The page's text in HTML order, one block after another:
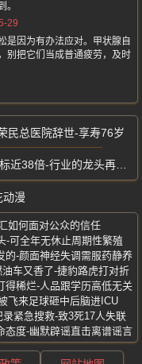
。
29
是因为有办法应对。甲状腺自
别把它们当成普通疲劳，及时
民总医院辞世-享寿76岁
-行业的龙头再陷食安风波
动漫
如何面对公众的信任
-可全年无休止周期性繁殖
的-颜面神经失调需服药静养
车又香了-捷豹路虎打对折
得稀烂-人品跟学历高低无关
飞来足球砸中后脑进ICU
紧急搜救-致3死17人失联
态度-幽默辟谣直击离谱谣言